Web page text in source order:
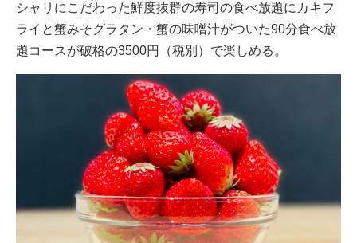
シャリにこだわった鮮度抜群の寿司の食べ放題にカキフ
ライと蟹みそグラタン・蟹の味噌汁がついた90分食べ放
題コースが破格の3500円（税別）で楽しめる。